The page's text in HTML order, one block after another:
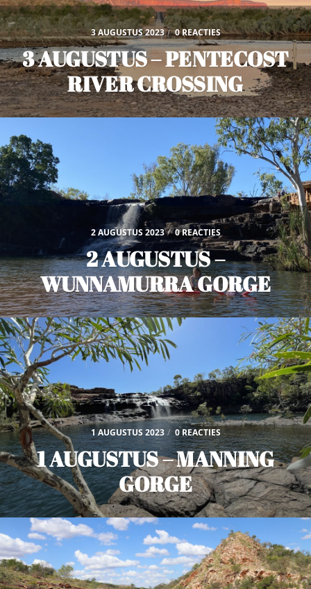
3 AUGUSTUS 2023 / 0 REACTIES
3 AUGUSTUS – PENTECOST
RIVER CROSSING
2 AUGUSTUS 2023 / 0 REACTIES
2 AUGUSTUS –
WUNNAMURRA GORGE
1 AUGUSTUS 2023 / 0 REACTIES
1 AUGUSTUS – MANNING
GORGE